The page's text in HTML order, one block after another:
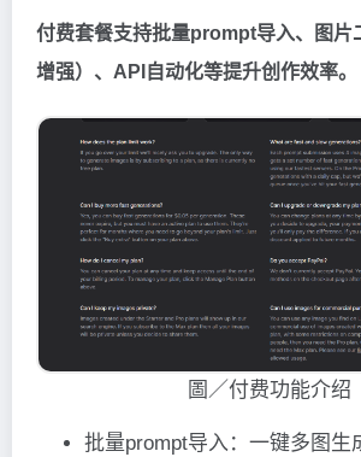
付费套餐支持批量prompt导入、图片
增强）、API自动化等提升创作效率。
圖／付费功能介绍
批量prompt导入：一键多图生